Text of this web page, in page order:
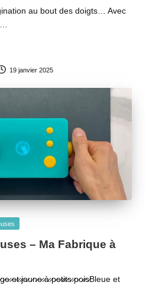
au bout des doigts… Avec
19 janvier 2025
– Ma Fabrique à
̷e̷t̷ ̷j̷a̷u̷n̷e̷ ̷à̷ ̷p̷e̷t̷i̷t̷s̷ ̷p̷o̷i̷s̷Bleue et